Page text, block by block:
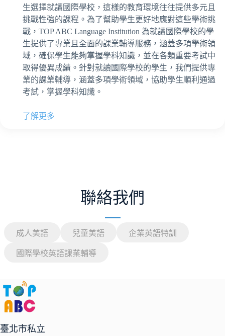
生選擇就讀國際學校，這樣的教育環境往往提供多元且
挑戰性強的課程。為了幫助學生更好地應對這些學術挑
戰，TOP ABC Language Institution 為就讀國際學校的學
生提供了專業且全面的課業輔導服務，涵蓋多項學術領
域，確保學生能夠掌握學科知識，並在各類重要考試中
取得優異成績。針對就讀國際學校的學生，我們提供專
業的課業輔導，涵蓋多項學術領域，協助學生順利通過
考試，掌握學科知識。
了解更多
聯絡我們
成人美語 兒童美語 企業英語特訓
國際學校英語課業輔導
臺北市私立